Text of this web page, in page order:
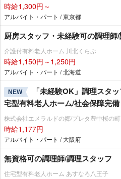
時給1,300円～
アルバイト・パート / 東京都
厨房スタッフ・未経験可の調理師
介護付有料老人ホーム 川北くらぶ
時給1,150円～1,250円
アルバイト・パート / 北海道
NEW
「未経験OK」調理スタ
宅型有料老人ホーム/社会保障完備
株式会社エメラルドの郷/プレタ豊中桜の町
時給1,177円
アルバイト・パート / 大阪府
無資格可の調理師/調理スタッフ
住宅型有料老人ホーム あすなろ八王子